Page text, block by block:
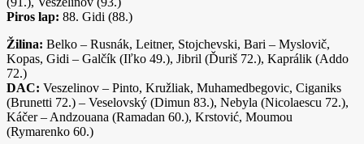
Piros lap: 88. Gidi (88.)
Žilina: Belko – Rusnák, Leitner, Stojchevski, Bari – Myslovič,
Kopas, Gidi – Galčík (Iľko 49.), Jibril (Ďuriš 72.), Kaprálik (Addo
72.)
DAC: Veszelinov – Pinto, Kružliak, Muhamedbegovic, Ciganiks
(Brunetti 72.) – Veselovský (Dimun 83.), Nebyla (Nicolaescu 72.),
Káčer – Andzouana (Ramadan 60.), Krstović, Moumou
(Rymarenko 60.)